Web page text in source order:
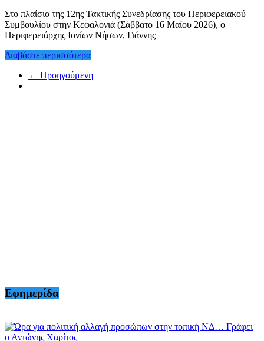
Στο πλαίσιο της 12ης Τακτικής Συνεδρίασης του Περιφερειακού
Συμβουλίου στην Κεφαλονιά (Σάββατο 16 Μαΐου 2026), ο
Περιφερειάρχης Ιονίων Νήσων, Γιάννης
Διαβάστε περισσότερα
← Προηγούμενη
Εφημερίδα